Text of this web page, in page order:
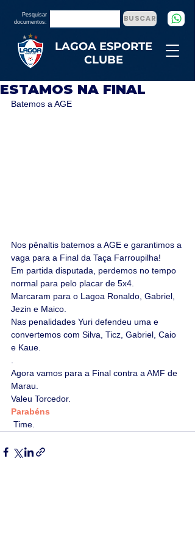
LAGOA ESPORTE
CLUBE
Pesquisar
documentos:
BUSCAR
ESTAMOS NA FINAL
Batemos a AGE
Nos pênaltis batemos a AGE e garantimos a
vaga para a Final da Taça Farroupilha!
Em partida disputada, perdemos no tempo
normal para pelo placar de 5x4.
Marcaram para o Lagoa Ronaldo, Gabriel,
Jezin e Maico.
Nas penalidades Yuri defendeu uma e
convertemos com Silva, Ticz, Gabriel, Caio
e Kaue.
.
Agora vamos para a Final contra a AMF de
Marau.
Valeu Torcedor.
Parabéns
Time.